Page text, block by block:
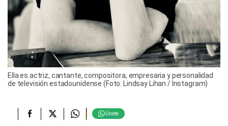
Ella es actriz, cantante, compositora, empresaria y personalidad
de televisión estadounidense (Foto: Lindsay Lihan / Instagram)
Únete